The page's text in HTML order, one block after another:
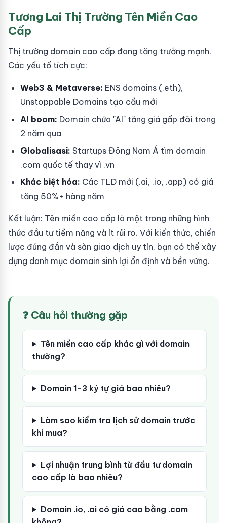
Tương Lai Thị Trường Tên Miền Cao
Cấp
Thị trường domain cao cấp đang tăng trưởng mạnh.
Các yếu tố tích cực:
Web3 & Metaverse: ENS domains (.eth),
Unstoppable Domains tạo cầu mới
AI boom: Domain chứa "AI" tăng giá gấp đôi trong
2 năm qua
Globalisasi: Startups Đông Nam Á tìm domain
.com quốc tế thay vì .vn
Khác biệt hóa: Các TLD mới (.ai, .io, .app) có giá
tăng 50%+ hàng năm
Kết luận: Tên miền cao cấp là một trong những hình
thức đầu tư tiềm năng và ít rủi ro. Với kiến thức, chiến
lược đúng đắn và sàn giao dịch uy tín, bạn có thể xây
dựng danh mục domain sinh lợi ổn định và bền vững.
❓ Câu hỏi thường gặp
Tên miền cao cấp khác gì với domain
thường?
Domain 1-3 ký tự giá bao nhiêu?
Làm sao kiểm tra lịch sử domain trước
khi mua?
Lợi nhuận trung bình từ đầu tư domain
cao cấp là bao nhiêu?
Domain .io, .ai có giá cao bằng .com